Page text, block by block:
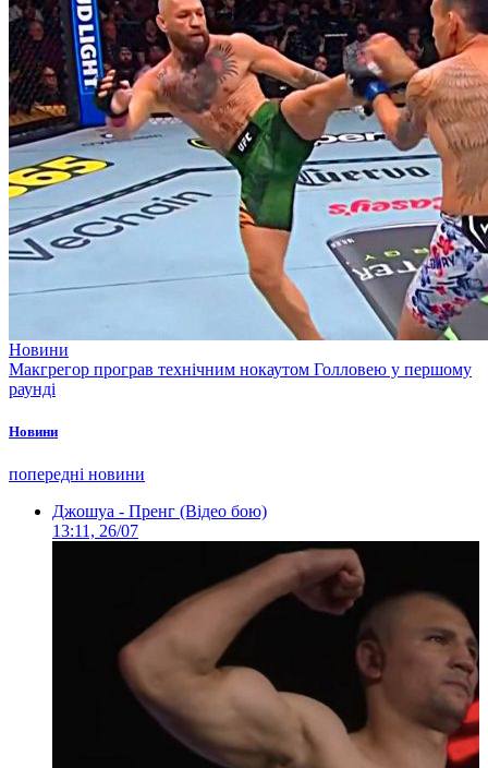
Новини
Макгрегор програв технічним нокаутом Голловею у першому
раунді
Новини
попередні новини
Джошуа - Пренг (Відео бою)
13:11, 26/07